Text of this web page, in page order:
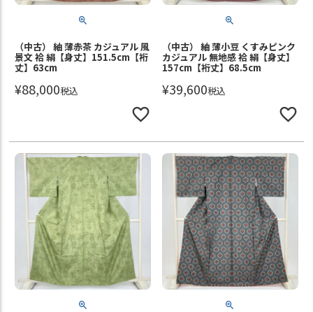
（中古） 紬 薄赤茶 カジュアル 風
景文 袷 絹【身丈】151.5cm【裄
丈】63cm
¥88,000税込
（中古） 紬 薄小豆 くすみピンク
カジュアル 無地感 袷 絹【身丈】
157cm【裄丈】68.5cm
¥39,600税込